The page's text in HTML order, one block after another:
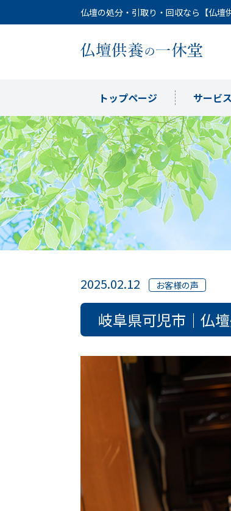
仏壇の処分・引取り・回収なら【仏壇
トップページ サービ
2025.02.12 お客様の声
岐阜県可児市｜仏